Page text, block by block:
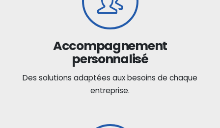
Accompagnement
personnalisé
Des solutions adaptées aux besoins de chaque
entreprise.